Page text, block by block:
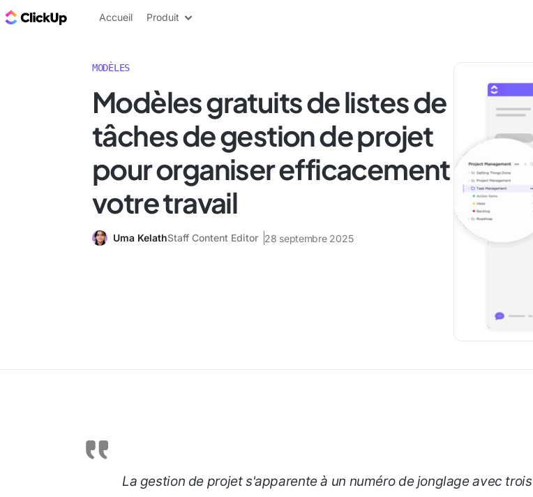
ClickUp Blog
Accueil Produit
MODÈLES
Modèles gratuits de listes de
tâches de gestion de projet
pour organiser efficacement
votre travail
Uma KelathStaff Content Editor 28 septembre 2025
La gestion de projet s'apparente à un numéro de jonglage avec trois